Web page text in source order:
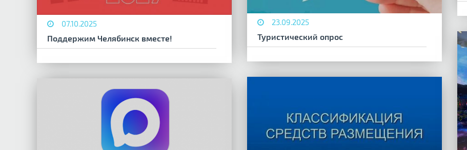
07.10.2025
Поддержим Челябинск вместе!
23.09.2025
Туристический опрос